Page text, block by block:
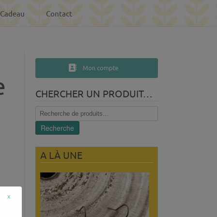
Contact
Mon compte
CHERCHER UN PRODUIT…
Recherche
pour :
Recherche
A LÀ UNE
x